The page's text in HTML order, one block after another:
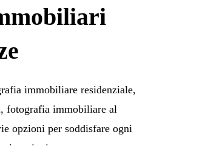
immobiliare residenziale,
fotografia immobiliare al
opzioni per soddisfare ogni